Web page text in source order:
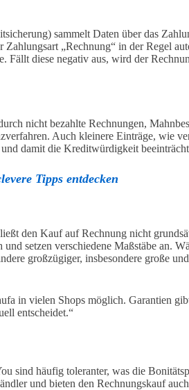
sammelt Daten über das
„Rechnung“ in der Regel
Fällt diese negativ aus, wird der
nicht bezahlte Rechnungen,
Auch kleinere Einträge, wie
damit die Kreditwürdigkeit
Tipps entdecken
den Kauf auf Rechnung nicht
setzen verschiedene Maßstäbe an.
großzügiger, insbesondere große
in vielen Shops möglich. Garantien
entscheidet.“
sind häufig toleranter, was die
und bieten den Rechnungskauf